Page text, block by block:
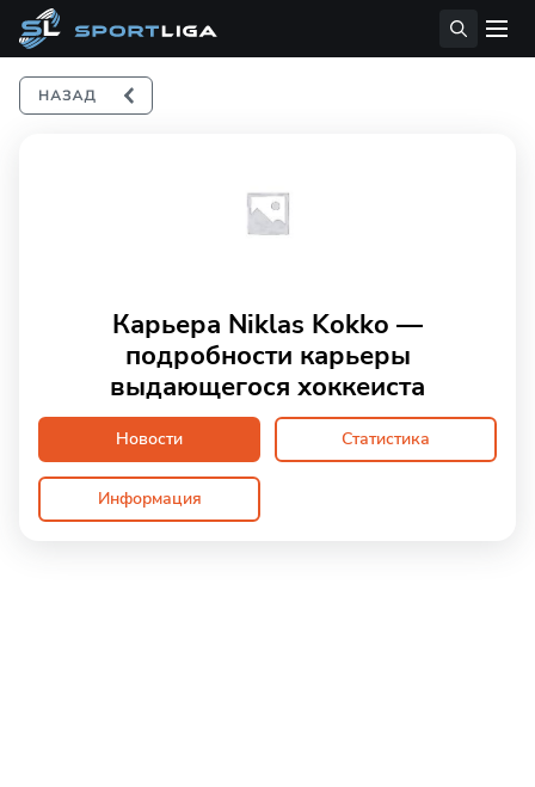
Карьера Niklas Kokko —
подробности карьеры
выдающегося хоккеиста
Новости Статистика
Информация